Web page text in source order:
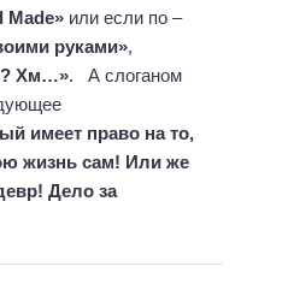
Made» или если по –
руками»,
Хм…». А слоганом
имеет право на то,
жизнь сам! Или же
Дело за